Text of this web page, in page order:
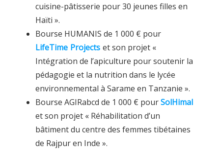
cuisine-pâtisserie pour 30 jeunes filles en
Haïti ».
Bourse HUMANIS de 1 000 € pour
LifeTime Projects et son projet «
Intégration de l’apiculture pour soutenir la
pédagogie et la nutrition dans le lycée
environnemental à Sarame en Tanzanie ».
Bourse AGIRabcd de 1 000 € pourSolHimal
et son projet « Réhabilitation d’un
bâtiment du centre des femmes tibétaines
de Rajpur en Inde ».